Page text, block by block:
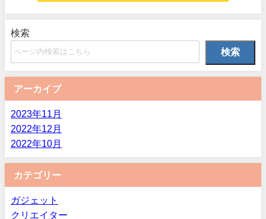
検索
検索
アーカイブ
2023年11月
2022年12月
2022年10月
カテゴリー
ガジェット
クリエイター